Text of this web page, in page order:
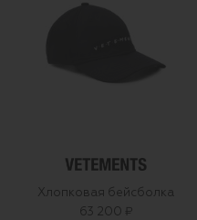
Хлопковая бейсболка
63 200 ₽